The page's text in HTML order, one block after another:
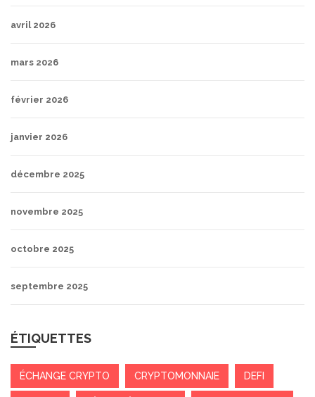
avril 2026
mars 2026
février 2026
janvier 2026
décembre 2025
novembre 2025
octobre 2025
septembre 2025
ÉTIQUETTES
ÉCHANGE CRYPTO CRYPTOMONNAIE DEFI